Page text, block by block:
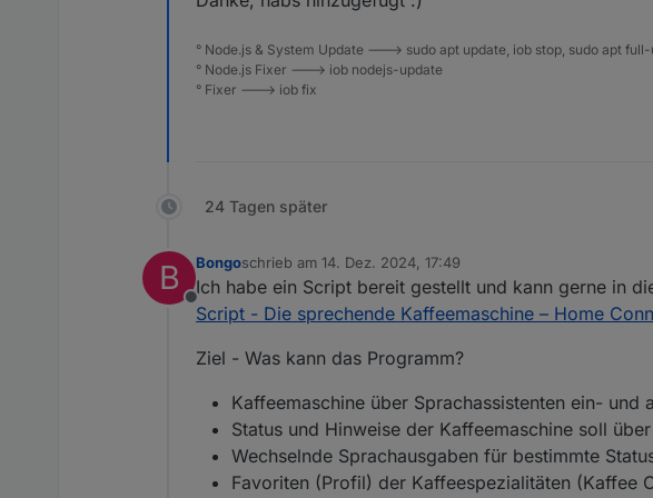
° Node.js & System Update ---> sudo apt update, iob stop, sudo apt
° Node.js Fixer ---> iob nodejs-update
° Fixer ---> iob fix
24 Tagen später
B
Offline
Bongoschrieb am 14. Dez. 2024, 17:49
zuletzt editiert von
Ich habe ein Script bereit gestellt und kann gerne in
Script - Die sprechende Kaffeemaschine – Home
Ziel - Was kann das Programm?
Kaffeemaschine über Sprachassistenten ein- und
Status und Hinweise der Kaffeemaschine soll
Wechselnde Sprachausgaben für bestimmte
Favoriten (Profil) der Kaffeespezialitäten (Kaffee